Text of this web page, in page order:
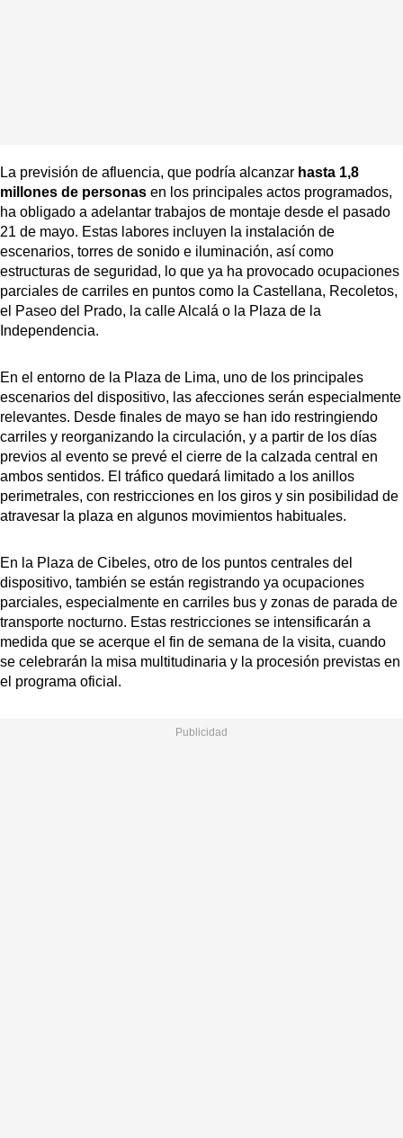
La previsión de afluencia, que podría alcanzar hasta 1,8
millones de personas en los principales actos programados,
ha obligado a adelantar trabajos de montaje desde el pasado
21 de mayo. Estas labores incluyen la instalación de
escenarios, torres de sonido e iluminación, así como
estructuras de seguridad, lo que ya ha provocado ocupaciones
parciales de carriles en puntos como la Castellana, Recoletos,
el Paseo del Prado, la calle Alcalá o la Plaza de la
Independencia.
En el entorno de la Plaza de Lima, uno de los principales
escenarios del dispositivo, las afecciones serán especialmente
relevantes. Desde finales de mayo se han ido restringiendo
carriles y reorganizando la circulación, y a partir de los días
previos al evento se prevé el cierre de la calzada central en
ambos sentidos. El tráfico quedará limitado a los anillos
perimetrales, con restricciones en los giros y sin posibilidad de
atravesar la plaza en algunos movimientos habituales.
En la Plaza de Cibeles, otro de los puntos centrales del
dispositivo, también se están registrando ya ocupaciones
parciales, especialmente en carriles bus y zonas de parada de
transporte nocturno. Estas restricciones se intensificarán a
medida que se acerque el fin de semana de la visita, cuando
se celebrarán la misa multitudinaria y la procesión previstas en
el programa oficial.